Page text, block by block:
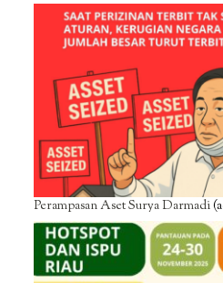
Perampasan Aset Surya Darmadi